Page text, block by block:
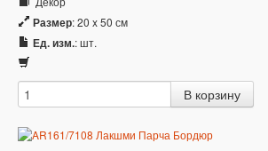
Размер: 20 x 50 см
Ед. изм.: шт.